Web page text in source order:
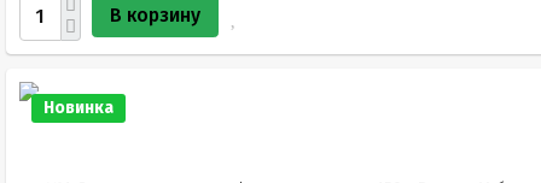
В корзину
Новинка